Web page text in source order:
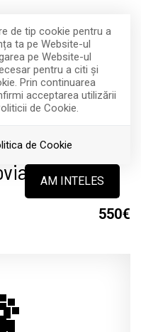
de tip cookie pentru a
ta pe Website-ul
pe Website-ul
pentru a citi și
Prin continuarea
acceptarea utilizării
de Cookie.
de Cookie
AM INTELES
Iris
este activ !
garaj,
550€
RETRAS